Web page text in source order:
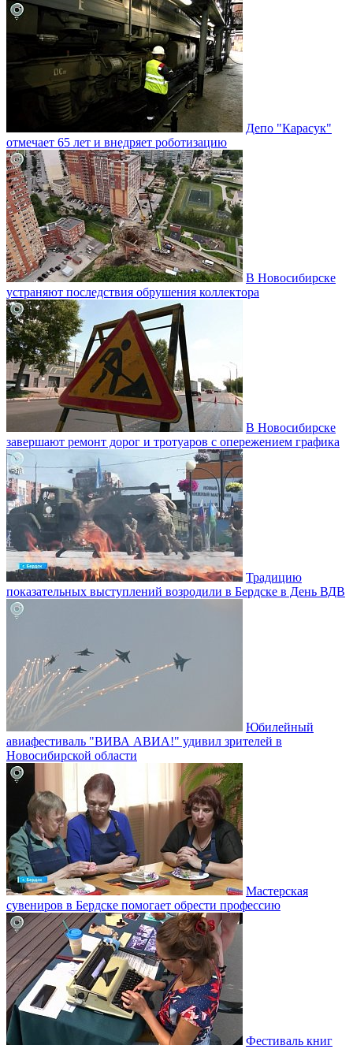
Депо "Карасук"
отмечает 65 лет и внедряет роботизацию
В Новосибирске
устраняют последствия обрушения коллектора
В Новосибирске
завершают ремонт дорог и тротуаров с опережением графика
Традицию
показательных выступлений возродили в Бердске в День ВДВ
Юбилейный
авиафестиваль "ВИВА АВИА!" удивил зрителей в
Новосибирской области
Мастерская
сувениров в Бердске помогает обрести профессию
Фестиваль книг